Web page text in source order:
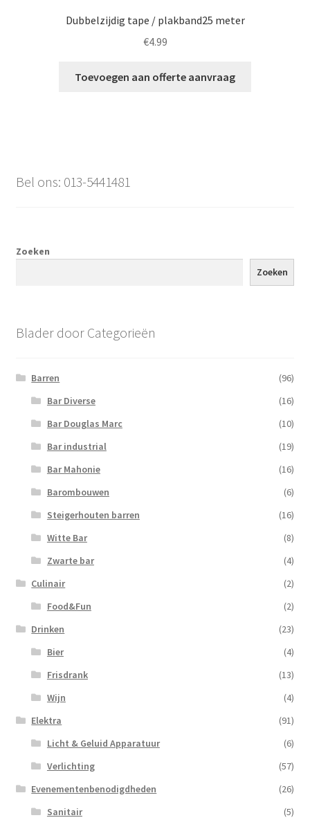
Dubbelzijdig tape / plakband25 meter
€4.99
Toevoegen aan offerte aanvraag
Bel ons: 013-5441481
Zoeken
Zoeken
Blader door Categorieën
Barren
(96)
Bar Diverse
(16)
Bar Douglas Marc
(10)
Bar industrial
(19)
Bar Mahonie
(16)
Barombouwen
(6)
Steigerhouten barren
(16)
Witte Bar
(8)
Zwarte bar
(4)
Culinair
(2)
Food&Fun
(2)
Drinken
(23)
Bier
(4)
Frisdrank
(13)
Wijn
(4)
Elektra
(91)
Licht & Geluid Apparatuur
(6)
Verlichting
(57)
Evenementenbenodigdheden
(26)
Sanitair
(5)